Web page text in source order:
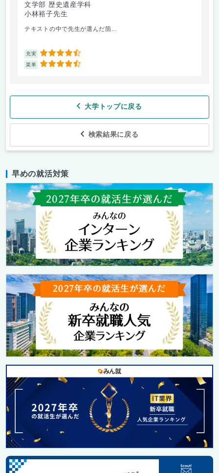
文学部 歴史遺産学科
小林裕子先生
テキストの中で先生が選んだ箇...
充実 4.5
楽単 4.5
大学トップに戻る
検索結果に戻る
早めの就活対策